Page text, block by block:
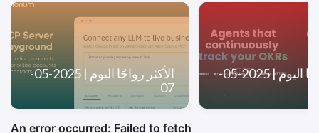
الأكثر رواجًا اليوم | 2025-05-
الأكثر رواجًا اليوم | 2025-05-
07